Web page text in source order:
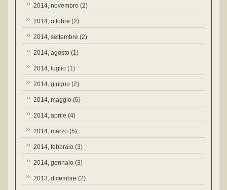
2014, novembre (2)
2014, ottobre (2)
2014, settembre (2)
2014, agosto (1)
2014, luglio (1)
2014, giugno (2)
2014, maggio (6)
2014, aprile (4)
2014, marzo (5)
2014, febbraio (3)
2014, gennaio (3)
2013, dicembre (2)